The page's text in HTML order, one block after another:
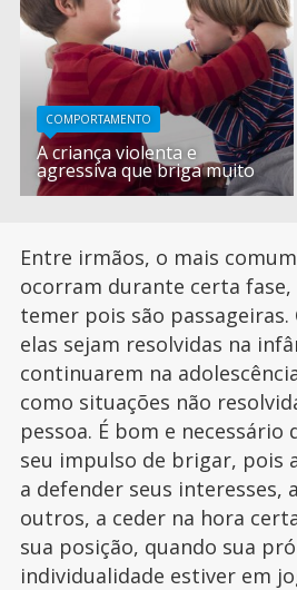
COMPORTAMENTO
A criança violenta e
agressiva que briga muito
Entre irmãos, o mais
ocorram durante certa fase,
temer pois são passageiras.
elas sejam resolvidas na
continuarem na
como situações não
pessoa. É bom e necessário
seu impulso de brigar, pois
a defender seus interesses,
outros, a ceder na hora
sua posição, quando sua
individualidade estiver em